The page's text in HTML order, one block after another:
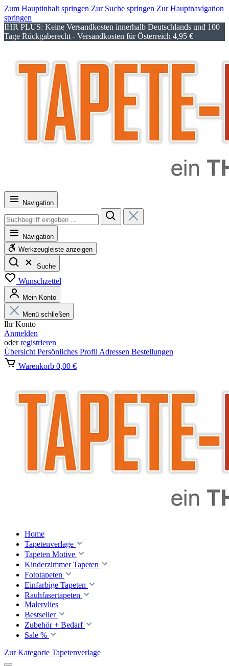
Zum Hauptinhalt springen Zur Suche springen Zur Hauptnavigation
springen
IHR PLUS: Keine Versandkosten innerhalb Deutschlands und 100
Tage Rückgaberecht - Versandkosten für Österreich 4,95 €
Navigation
Navigation
Werkzeugleiste anzeigen
Suche
Wunschzettel
Mein Konto
Menü schließen
Ihr Konto
Anmelden
oderregistrieren
Übersicht Persönliches Profil Adressen Bestellungen
Warenkorb 0,00 €
Home
Tapetenverlage
Tapeten Motive
Kinderzimmer Tapeten
Fototapeten
Einfarbige Tapeten
Rauhfasertapeten
Malervlies
Bestseller
Zubehör + Bedarf
Sale %
Zur Kategorie Tapetenverlage